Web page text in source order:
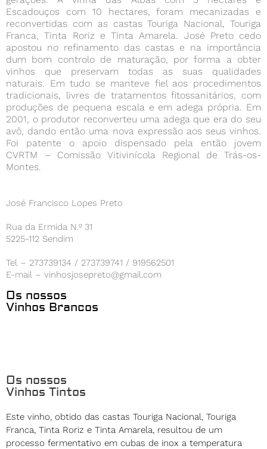
Escadouços com 10 hectares, foram mecanizadas e
reconvertidas com as castas Touriga Nacional, Touriga
Franca, Tinta Roriz e Tinta Amarela. José Preto cedo
apostou no refinamento das castas e na importância
dum bom controlo de maturação, por forma a obter
vinhos que preservam todas as suas qualidades
naturais. Em tudo se manteve fiel aos procedimentos
tradicionais, livres de tratamentos fitossanitários, com
produções de pequena escala e em adega própria. Em
2001, o produtor reconverteu uma adega que era do seu
avô, dando então uma nova expressão aos seus vinhos.
Foi patente o apoio dispensado pela então jovem
CVRTM – Comissão Vitivinícola Regional de Trás-os-
Montes.
José Francisco Lopes Preto
Rua da Ermida N.º 31
5225-112 Sendim
Tel – 273739134 / 273739741 / 919562501
E-mail – vinhosjosepreto@gmail.com
Os nossos
Vinhos Brancos
Os nossos
Vinhos Tintos
Este vinho, obtido das castas Touriga Nacional, Touriga
Franca, Tinta Roriz e Tinta Amarela, resultou de um
processo fermentativo em cubas de inox a temperatura